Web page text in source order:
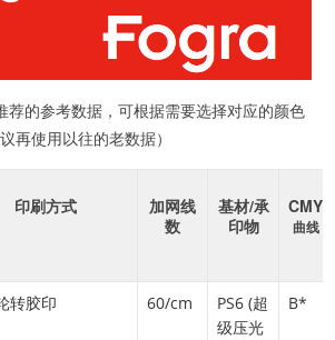
荐的参考数据，可根据需要选择对应的颜色
再使用以往的老数据）
印刷方式
加网线
数
基材/承
印物
CMY
曲线
转胶印 60/cm
PS6 (超
级压光
B*